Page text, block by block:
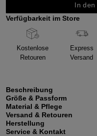
In den
Verfügbarkeit im Store
Kostenlose
Retouren
Express
Versand
Beschreibung
Größe & Passform
Material & Pflege
Versand & Retouren
Herstellung
Service & Kontakt